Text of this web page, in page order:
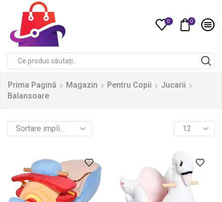
0 0
Prima Pagină Magazin Pentru Copii
Jucarii
Balansoare
Products
per